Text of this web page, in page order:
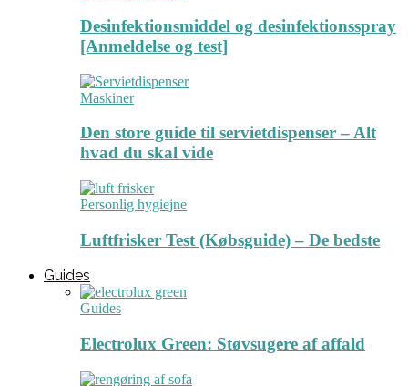
Desinfektionsmiddel og desinfektionsspray
[Anmeldelse og test]
Maskiner
Den store guide til servietdispenser – Alt
hvad du skal vide
Personlig hygiejne
Luftfrisker Test (Købsguide) – De bedste
Guides
Guides
Electrolux Green: Støvsugere af affald